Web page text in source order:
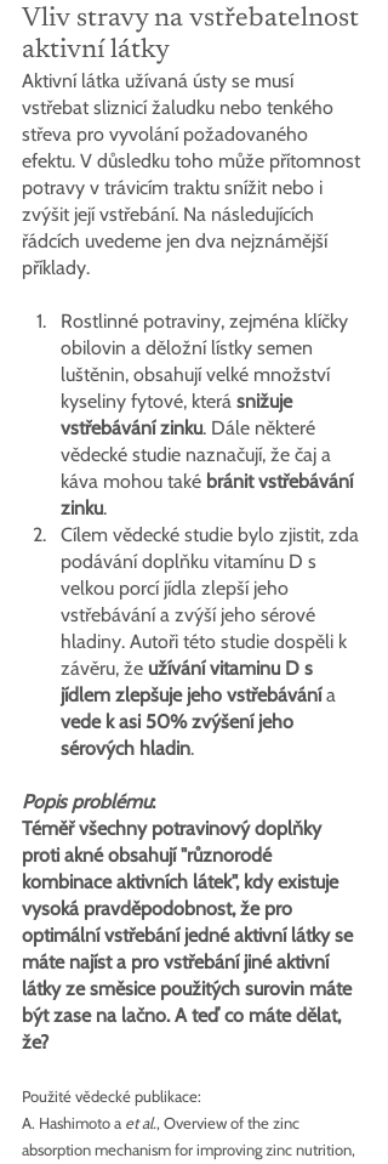
Vliv stravy na vstřebatelnost
aktivní látky
Aktivní látka užívaná ústy se musí
vstřebat sliznicí žaludku nebo tenkého
střeva pro vyvolání požadovaného
efektu. V důsledku toho může přítomnost
potravy v trávicím traktu snížit nebo i
zvýšit její vstřebání. Na následujících
řádcích uvedeme jen dva nejznámější
příklady.
Rostlinné potraviny, zejména klíčky
obilovin a děložní lístky semen
luštěnin, obsahují velké množství
kyseliny fytové, která snižuje
vstřebávání zinku. Dále některé
vědecké studie naznačují, že čaj a
káva mohou také bránit vstřebávání
zinku.
Cílem vědecké studie bylo zjistit, zda
podávání doplňku vitamínu D s
velkou porcí jídla zlepší jeho
vstřebávání a zvýší jeho sérové
hladiny. Autoři této studie dospěli k
závěru, že užívání vitaminu D s
jídlem zlepšuje jeho vstřebávání a
vede k asi 50% zvýšení jeho
sérových hladin.
Popis problému:
Téměř všechny potravinový doplňky
proti akné obsahují "různorodé
kombinace aktivních látek", kdy existuje
vysoká pravděpodobnost, že pro
optimální vstřebání jedné aktivní látky se
máte najíst a pro vstřebání jiné aktivní
látky ze směsice použitých surovin máte
být zase na lačno. A teď co máte dělat,
že?
Použité vědecké publikace:
A. Hashimoto a et al., Overview of the zinc
absorption mechanism for improving zinc nutrition,